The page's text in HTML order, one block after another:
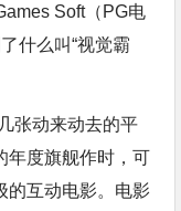
Soft（PG电
什么叫“视觉霸
张动来动去的平
年度旗舰作时，可
的互动电影。电影